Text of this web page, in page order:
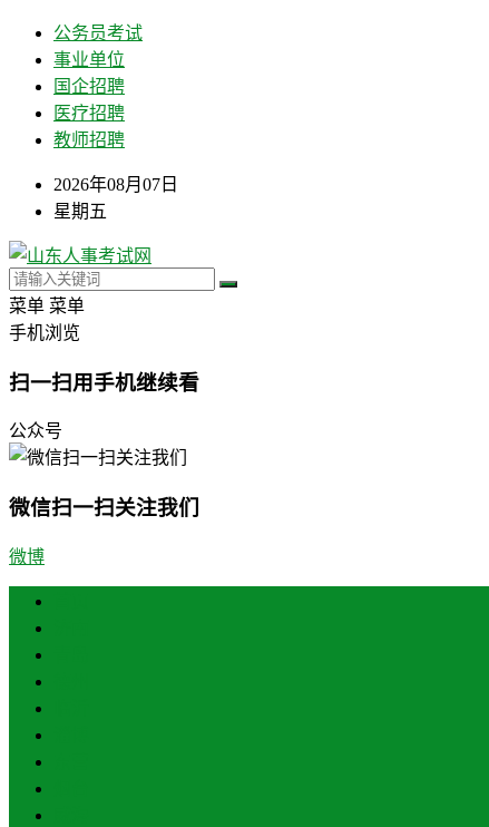
公务员考试
事业单位
国企招聘
医疗招聘
教师招聘
2026年08月07日
星期五
菜单 菜单
手机浏览
扫一扫用手机继续看
公众号
微信扫一扫关注我们
微博